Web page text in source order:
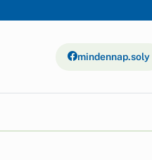
mindennap.soly